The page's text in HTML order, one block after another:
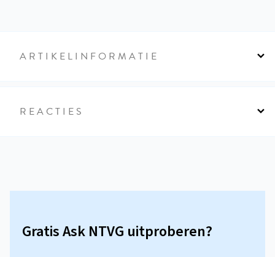
ARTIKELINFORMATIE
REACTIES
Gratis Ask NTVG uitproberen?